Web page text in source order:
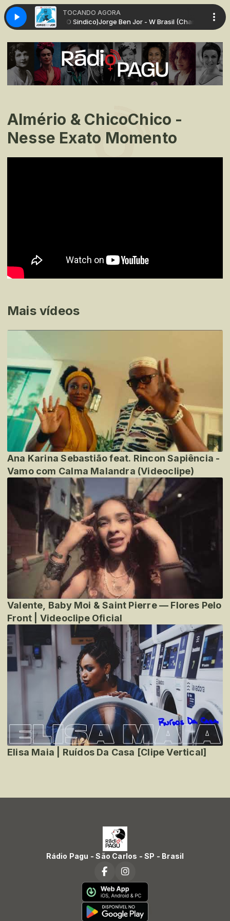
TOCANDO AGORA
W Brasil (Chama O Sindico)Jorge Ben Jor - W Brasil (Chama O Sindico)
Almério & ChicoChico -
Nesse Exato Momento
Mais vídeos
Ana Karina Sebastião feat. Rincon Sapiência -
Vamo com Calma Malandra (Videoclipe)
Valente, Baby Moi & Saint Pierre — Flores Pelo
Front | Videoclipe Oficial
Elisa Maia | Ruídos Da Casa [Clipe Vertical]
Rádio Pagu - São Carlos - SP - Brasil